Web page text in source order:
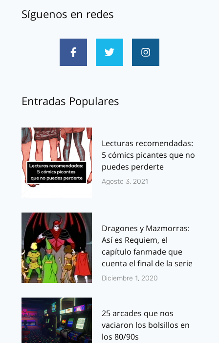
Síguenos en redes
Entradas Populares
Lecturas recomendadas:
5 cómics picantes que no
puedes perderte
Agosto 3, 2021
Dragones y Mazmorras:
Así es Requiem, el
capítulo fanmade que
cuenta el final de la serie
Diciembre 1, 2020
25 arcades que nos
vaciaron los bolsillos en
los 80/90s